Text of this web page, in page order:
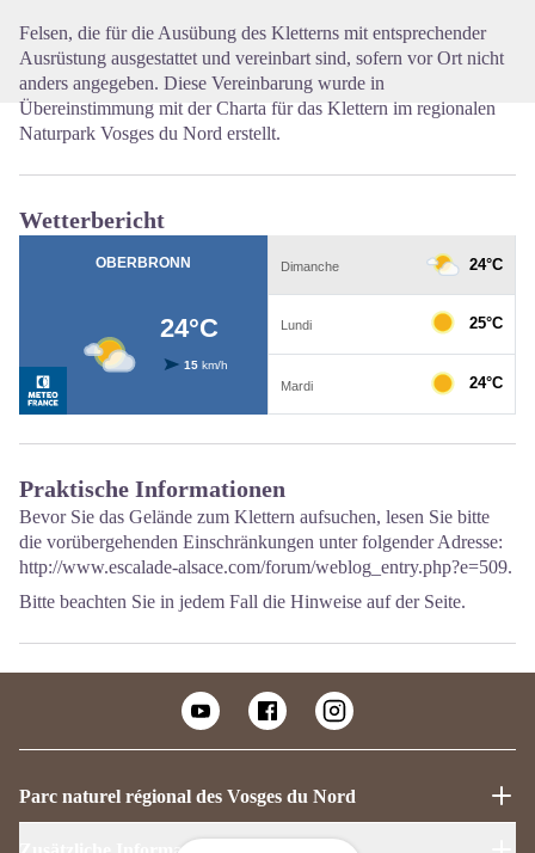
Felsen, die für die Ausübung des Kletterns mit entsprechender
Ausrüstung ausgestattet und vereinbart sind, sofern vor Ort nicht
anders angegeben. Diese Vereinbarung wurde in
Übereinstimmung mit der Charta für das Klettern im regionalen
Naturpark Vosges du Nord erstellt.
Wetterbericht
Praktische Informationen
Bevor Sie das Gelände zum Klettern aufsuchen, lesen Sie bitte
die vorübergehenden Einschränkungen unter folgender Adresse:
http://www.escalade-alsace.com/forum/weblog_entry.php?e=509.
Bitte beachten Sie in jedem Fall die Hinweise auf der Seite.
Parc naturel régional des Vosges du Nord